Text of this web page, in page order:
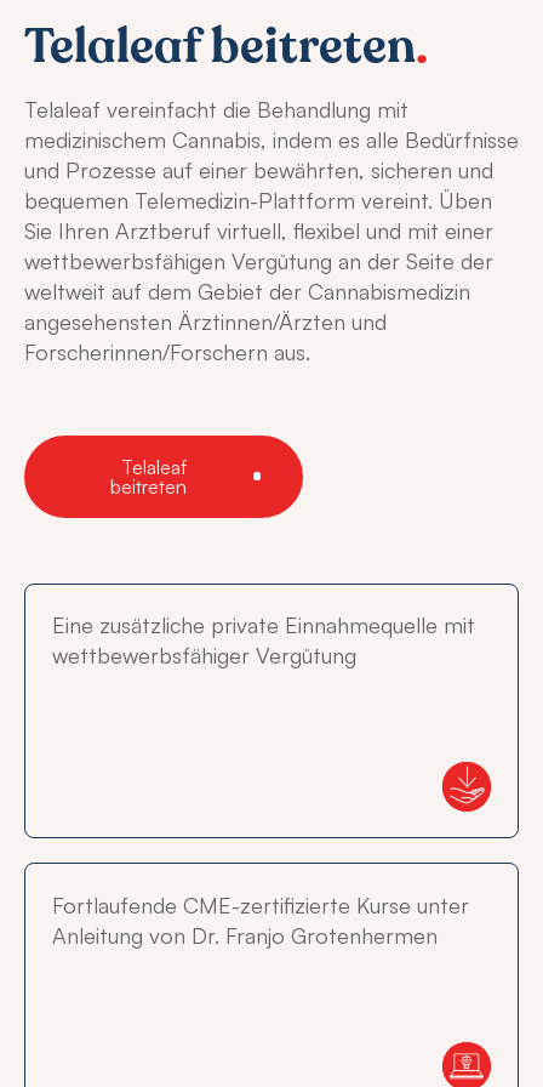
Berufsalltags. Nicht nur die langjährige klinische,
praktische und wissenschaftliche Erfahrung der
Teilnehmer von besonderem Wert sein, sondern
zudem deren hervorragenden Kenntnisse über die
Entstehung der rechtlichen Regelungen zu
Cannabis und die aktuelle politische und rechtliche
Situation.
einschließlich Cannabisagentur
Gruppenarbeit geht ein Selbststudium voraus. Auf
diese Weise werden die Phasen des Online-
dem Kompetenzerwerb der persönlichen
Unterrichtsphasen verknüpft und diese intensiv für
eine Wissensvertiefung, -anwendung, -vermittlung
oder -präsentation genutzt.
Telaleaf beitreten.
Telaleaf vereinfacht die Behandlung mit
medizinischem Cannabis, indem es alle Bedürfnisse
und Prozesse auf einer bewährten, sicheren und
bequemen Telemedizin-Plattform vereint. Üben
Sie Ihren Arztberuf virtuell, flexibel und mit einer
wettbewerbsfähigen Vergütung an der Seite der
weltweit auf dem Gebiet der Cannabismedizin
angesehensten Ärztinnen/Ärzten und
Forscherinnen/Forschern aus.
Telaleaf
beitreten
Eine zusätzliche private Einnahmequelle mit
wettbewerbsfähiger Vergütung
Fortlaufende CME-zertifizierte Kurse unter
Anleitung von Dr. Franjo Grotenhermen